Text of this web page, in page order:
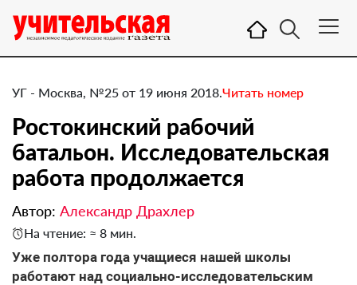
УГ - Москва, №25 от 19 июня 2018.Читать номер
Ростокинский рабочий
батальон. Исследовательская
работа продолжается
Автор: Александр Драхлер
На чтение: ≈ 8 мин.
​Уже полтора года учащиеся нашей школы
работают над социально-исследовательским